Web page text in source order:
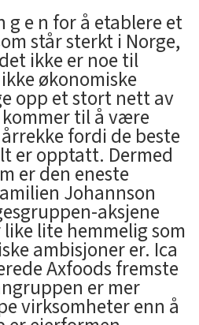
g e n for å etablere et
står sterkt i Norge,
ikke er noe til
økonomiske
opp et stort nett av
til å være
fordi de beste
er opptatt. Dermed
er den eneste
Johannson
aksjene
lite hemmelig som
ambisjoner er. Ica
Axfoods fremste
er mer
virksomheter enn å